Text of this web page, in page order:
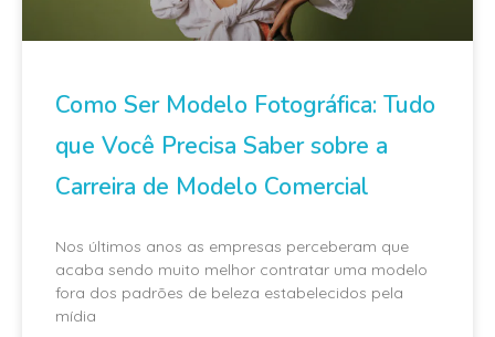
Como Ser Modelo Fotográfica: Tudo
que Você Precisa Saber sobre a
Carreira de Modelo Comercial
Nos últimos anos as empresas perceberam que
acaba sendo muito melhor contratar uma modelo
fora dos padrões de beleza estabelecidos pela
mídia